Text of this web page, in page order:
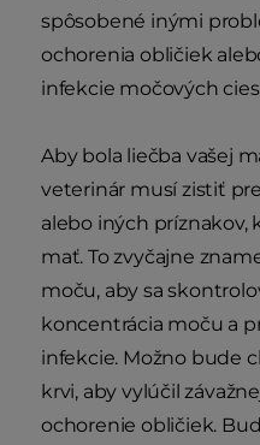
spôsobené inými
ochorenia obličiek
infekcie močových
Aby bola liečba vašej
veterinár musí zistiť
alebo iných príznakov,
mať. To zvyčajne
moču, aby sa
koncentrácia moču a
infekcie. Možno bude
krvi, aby vylúčil
ochorenie obličiek.